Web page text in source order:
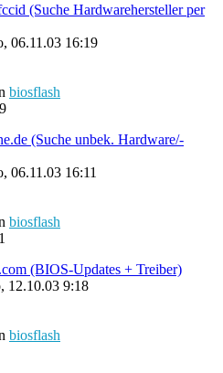
(Suche Hardwarehersteller per
06.11.03 16:19
biosflash
(Suche unbek. Hardware/-
06.11.03 16:11
biosflash
(BIOS-Updates + Treiber)
12.10.03 9:18
biosflash